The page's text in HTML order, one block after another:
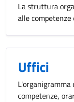
La struttura
alle
Uffici
competenze,